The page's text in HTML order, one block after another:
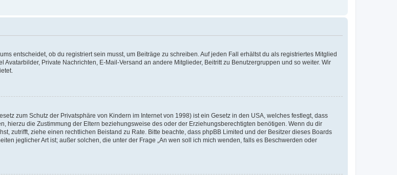
entscheidet, ob du registriert sein musst, um Beiträge zu schreiben. Auf jeden Fall erhältst du als registriertes Mitglied
Private Nachrichten, E-Mail-Versand an andere Mitglieder, Beitritt zu Benutzergruppen und so weiter. Wir
zum Schutz der Privatsphäre von Kindern im Internet von 1998) ist ein Gesetz in den USA, welches festlegt, dass
hierzu die Zustimmung der Eltern beziehungsweise des oder der Erziehungsberechtigten benötigen. Wenn du dir
zutrifft, ziehe einen rechtlichen Beistand zu Rate. Bitte beachte, dass phpBB Limited und der Besitzer dieses Boards
jeglicher Art ist; außer solchen, die unter der Frage „An wen soll ich mich wenden, falls es Beschwerden oder